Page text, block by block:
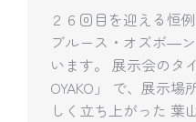
２６回目を迎える恒
ブルース・オズボ―
います。 展示会のタ
OYAKO」 で、展示
しく立ち上がった 葉